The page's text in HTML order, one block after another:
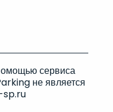
сервиса
не является
sp.ru